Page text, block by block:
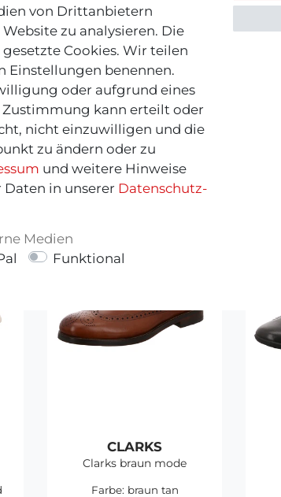
CLARKS
Clarks grau mode
Farbe:grau kombi
99,95 €
CLARKS
Clarks braun mode
Farbe: braun tan
von Drittanbietern
zu analysieren. Die
Cookies. Wir teilen
Einstellungen benennen.
oder aufgrund eines
kann erteilt oder
nicht einzuwilligen und die
zu ändern oder zu
und weitere Hinweise
in unserer Daten­schutz­
Medien
Funktional